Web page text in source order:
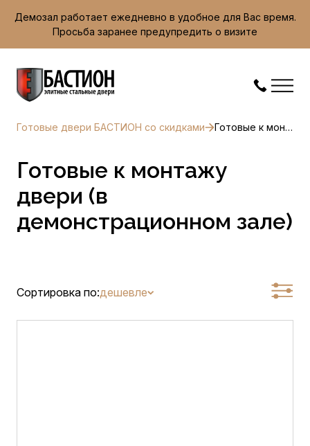
Демозал работает ежедневно в удобное для Вас время.
Просьба заранее предупредить о визите
Готовые двери БАСТИОН со скидками Готовые к монтажу двери (в демонстрационном зале)
Готовые к монтажу
двери (в
демонстрационном зале)
Сортировка по:дешевле